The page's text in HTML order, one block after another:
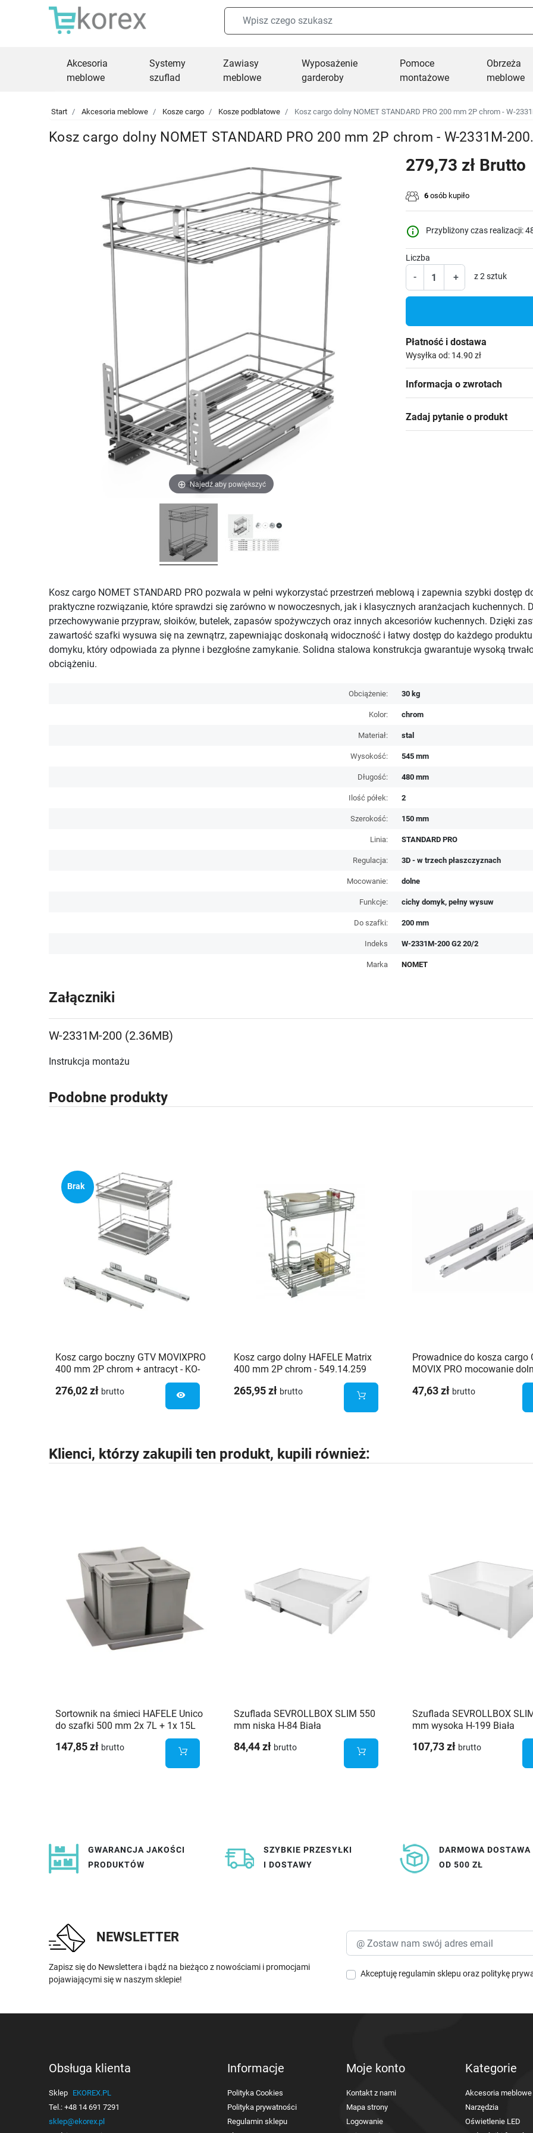
Akcesoria
meblowe
Systemy
szuflad
Zawiasy
meblowe
Wyposażenie
garderoby
Pomoce
montażowe
Obrzeża
meblowe
Start Akcesoria meblowe Kosze cargo Kosze podblatowe Kosz cargo dolny NOMET STANDARD PRO 200 mm 2P chrom - W-
Kosz cargo dolny NOMET STANDARD PRO 200 mm 2P chrom - W-2331M-
Najedź aby powiększyć
279,73 zł Brutto
6 osób kupiło
info_outline Przybliżony czas realizacji:
Liczba
- + z 2 sztuk
Płatność i dostawa
Wysyłka od: 14.90 zł
Informacja o zwrotach
Zadaj pytanie o produkt
Kosz cargo NOMET STANDARD PRO pozwala w pełni wykorzystać przestrzeń meblową i zapewnia szybki dostęp
praktyczne rozwiązanie, które sprawdzi się zarówno w nowoczesnych, jak i klasycznych aranżacjach
przechowywanie przypraw, słoików, butelek, zapasów spożywczych oraz innych akcesoriów kuchennych. Dzięki
zawartość szafki wysuwa się na zewnątrz, zapewniając doskonałą widoczność i łatwy dostęp do każdego
domyku, który odpowiada za płynne i bezgłośne zamykanie. Solidna stalowa konstrukcja gwarantuje wysoką
obciążeniu.
Obciążenie: 30 kg
Kolor: chrom
Materiał: stal
Wysokość: 545 mm
Długość: 480 mm
Ilość półek: 2
Szerokość: 150 mm
Linia: STANDARD PRO
Regulacja: 3D - w trzech płaszczyznach
Mocowanie: dolne
Funkcje: cichy domyk, pełny wysuw
Do szafki: 200 mm
Indeks W-2331M-200 G2 20/2
Marka NOMET
Załączniki
W-2331M-200 (2.36MB)
Instrukcja montażu
Podobne produkty
Brak
Kosz cargo boczny GTV MOVIXPRO
400 mm 2P chrom + antracyt - KO-
276,02 zł brutto visibility
Kosz cargo dolny HAFELE Matrix
400 mm 2P chrom - 549.14.259
265,95 zł brutto
Prowadnice do kosza cargo
MOVIX PRO mocowanie
47,63 zł brutto
Klienci, którzy zakupili ten produkt, kupili również:
Sortownik na śmieci HAFELE Unico
do szafki 500 mm 2x 7L + 1x 15L
147,85 zł brutto
Szuflada SEVROLLBOX SLIM 550
mm niska H-84 Biała
84,44 zł brutto
Szuflada SEVROLLBOX
mm wysoka H-199 Biała
107,73 zł brutto
GWARANCJA JAKOŚCI
PRODUKTÓW
SZYBKIE PRZESYŁKI
I DOSTAWY
DARMOWA DOSTAWA
OD 500 ZŁ
NEWSLETTER
Zapisz się do Newslettera i bądź na bieżąco z nowościami i promocjami
pojawiającymi się w naszym sklepie!
Akceptuję regulamin sklepu oraz politykę
Obsługa klienta
Sklep EKOREX.PL
Tel.: +48 14 691 7291
sklep@ekorex.pl
Informacje
Polityka Cookies
Polityka prywatności
Regulamin sklepu
Moje konto
Kontakt z nami
Mapa strony
Logowanie
Kategorie
Akcesoria meblowe
Narzędzia
Oświetlenie LED